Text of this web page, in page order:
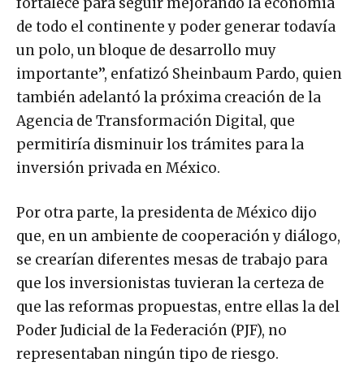
de todo el continente y poder generar todavía
un polo, un bloque de desarrollo muy
importante’’, enfatizó Sheinbaum Pardo, quien
también adelantó la próxima creación de la
Agencia de Transformación Digital, que
permitiría disminuir los trámites para la
inversión privada en México.
Por otra parte, la presidenta de México dijo
que, en un ambiente de cooperación y diálogo,
se crearían diferentes mesas de trabajo para
que los inversionistas tuvieran la certeza de
que las reformas propuestas, entre ellas la del
Poder Judicial de la Federación (PJF), no
representaban ningún tipo de riesgo.